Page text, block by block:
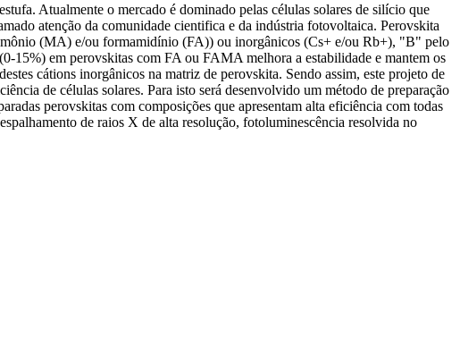
Atualmente o mercado é dominado pelas células solares de silício que
atenção da comunidade cientifica e da indústria fotovoltaica. Perovskita
(MA) e/ou formamidínio (FA)) ou inorgânicos (Cs+ e/ou Rb+), "B" pelo
15%) em perovskitas com FA ou FAMA melhora a estabilidade e mantem os
cátions inorgânicos na matriz de perovskita. Sendo assim, este projeto de
de células solares. Para isto será desenvolvido um método de preparação
perovskitas com composições que apresentam alta eficiência com todas
de raios X de alta resolução, fotoluminescência resolvida no